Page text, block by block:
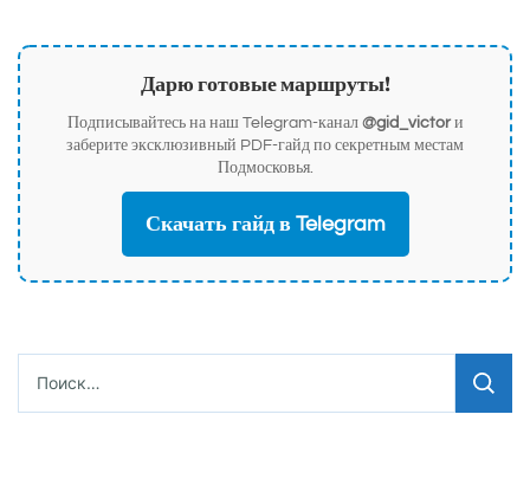
Дарю готовые маршруты!
Подписывайтесь на наш Telegram-канал @gid_victorи
заберите эксклюзивный PDF-гайд по секретным местам
Подмосковья.
Скачать гайд в Telegram